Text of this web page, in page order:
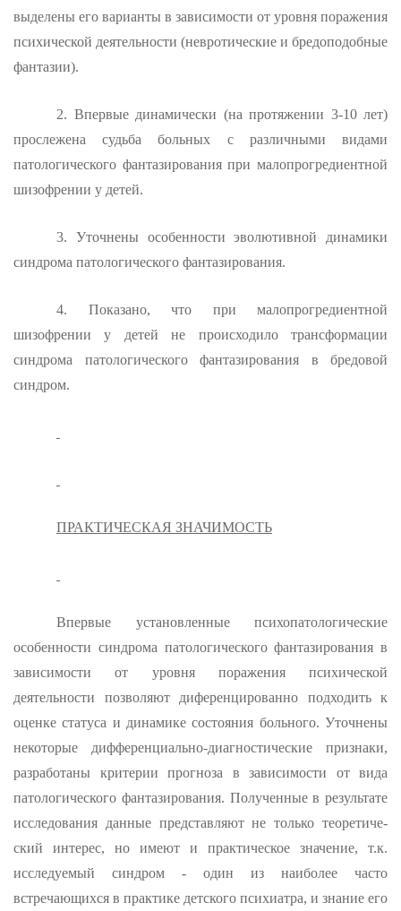
выделены его варианты в за­висимости от уровня поражения
психической деятельности (невроти­ческие и бредоподобные
фантазии).
2. Впервые динамически (на протяжении 3-10 лет)
прослежена судьба больных с различными видами
патологического фантазирова­ния при малопрогредиентной
шизофрении у детей.
3. Уточнены особенности эволютивной динамики
синдрома пато­логического фантазирования.
4. Показано, что при малопрогредиентной
шизофрении у детей не происходило трансформации
синдрома патологического фантазиро­вания в бредовой
синдром.
ПРАКТИЧЕСКАЯ ЗНАЧИМОСТЬ
Впервые установленные психопа­тологические
особенности синдрома патологического фантазирова­ния в
зависимости от уровня поражения психической
деятельности позволяют диференцированно подходить к
оценке статуса и дина­мике состояния больного. Уточнены
некоторые дифференциально-ди­агностические признаки,
разработаны критерии прогноза в зависи­мости от вида
патологического фантазирования. Полученные в ре­зультате
исследования данные представляют не только теоретиче­
ский интерес, но имеют и практическое значение, т.к.
исследуе­мый синдром - один из наиболее часто
встречающихся в практике детского психиатра, и знание его